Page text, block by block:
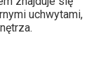
uchwytami,